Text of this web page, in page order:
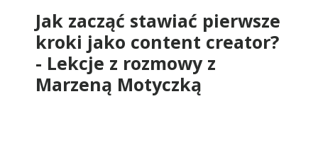
Jak zacząć stawiać pierwsze
kroki jako content creator?
- Lekcje z rozmowy z
Marzeną Motyczką